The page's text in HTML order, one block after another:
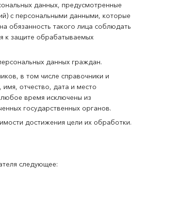
данных, предусмотренные
с персональными данными, которые
обязанность такого лица соблюдать
к защите обрабатываемых
данных граждан.
в том числе справочники и
отчество, дата и место
время исключены из
государственных органов.
достижения цели их обработки.
следующее: